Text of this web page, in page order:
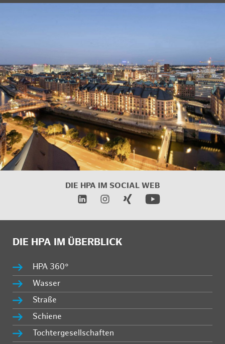
DIE HPA IM SOCIAL WEB
DIE HPA IM ÜBERBLICK
HPA 360°
Wasser
Straße
Schiene
Tochtergesellschaften